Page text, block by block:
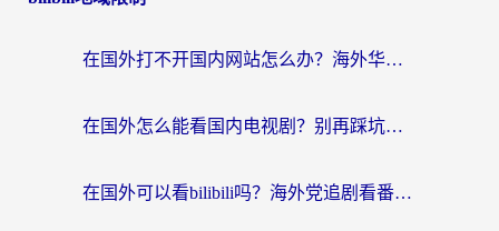
在国外打不开国内网站怎么办？海外华人亲测的回国加速器选择指南
在国外怎么能看国内电视剧？别再踩坑！这篇给你真实解决方案
在国外可以看bilibili吗？海外党追剧看番的终极解决方案来了